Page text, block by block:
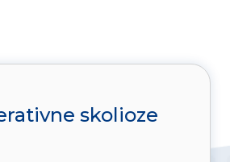
skolioze